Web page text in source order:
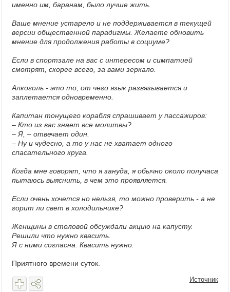
именно им, баранам, было лучше жить.
Ваше мнение устарело и не поддерживается в текущей
версии общественной парадигмы. Желаете обновить
мнение для продолжения работы в социуме?
Если в спортзале на вас с интересом и симпатией
смотрят, скорее всего, за вами зеркало.
Алкоголь - это то, от чего язык развязывается и
заплетается одновременно.
Капитан тонущего корабля спрашивает у пассажиров:
– Кто из вас знает все молитвы?
– Я, – отвечает один.
– Ну и чудесно, а то у нас не хватает одного
спасательного круга.
Когда мне говорят, что я зануда, я обычно около получаса
пытаюсь выяснить, в чем это проявляется.
Если очень хочется но нельзя, то можно проверить - а не
горит ли свет в холодильнике?
Женщины в столовой обсуждали акцию на капусту.
Решили что нужно квасить.
Я с ними согласна. Квасить нужно.
Приятного времени суток.
Источник